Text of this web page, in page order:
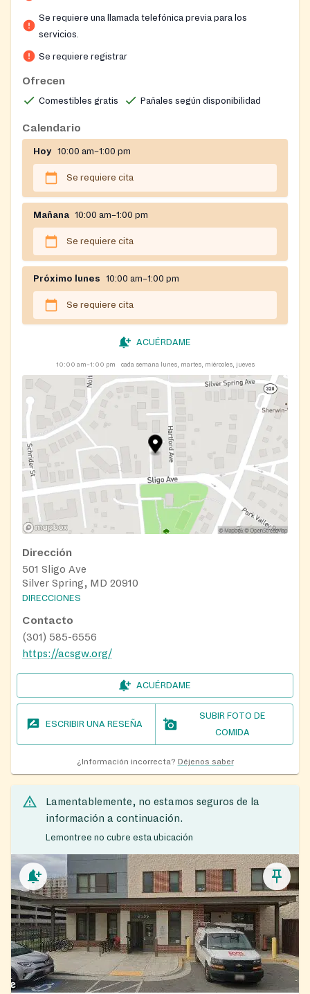
Se requiere una llamada telefónica previa para los
servicios.
Se requiere registrar
Ofrecen
Comestibles gratis Pañales según disponibilidad
Calendario
Hoy 10:00 am–1:00 pm
Se requiere cita
Mañana 10:00 am–1:00 pm
Se requiere cita
Próximo lunes 10:00 am–1:00 pm
Se requiere cita
ACUÉRDAME
10:00 am–1:00 pm cada semana lunes, martes, miércoles, jueves
Dirección
501 Sligo Ave
Silver Spring, MD 20910
DIRECCIONES
Contacto
(301) 585-6556
https://acsgw.org/
ACUÉRDAME
ESCRIBIR UNA RESEÑA
SUBIR FOTO DE
COMIDA
¿Información incorrecta? Déjenos saber
Lamentablemente, no estamos seguros de la
información a continuación.
Lemontree no cubre esta ubicación